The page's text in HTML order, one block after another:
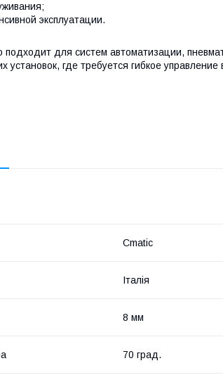
эксплуатации.
для систем автоматизации,
установок, где требуется гибкое
Cmatic
Італія
8 мм
70 град.